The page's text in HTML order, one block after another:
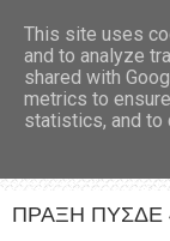
ΠΡΑΞΗ ΠΥΣΔΕ
This site uses
and to analyze
shared with
metrics to
statistics, and to